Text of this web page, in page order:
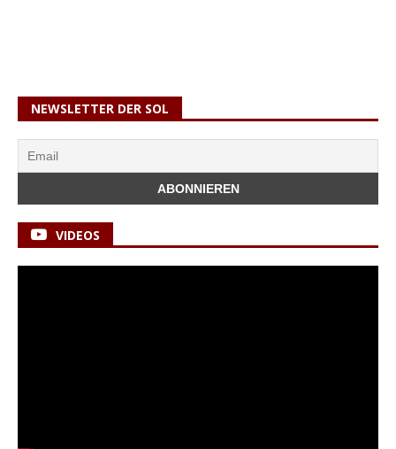
NEWSLETTER DER SOL
VIDEOS